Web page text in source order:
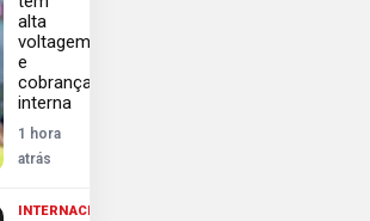
alta
voltagem
e
cobrança
interna
1 hora
atrás
INTERNACIONAL